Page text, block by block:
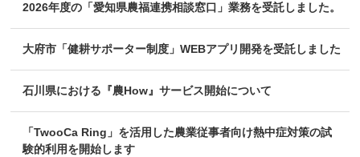
2026年度の「愛知県農福連携相談窓口」業務を受託しました。
大府市「健耕サポーター制度」WEBアプリ開発を受託しました
石川県における『農How』サービス開始について
「TwooCa Ring」を活用した農業従事者向け熱中症対策の試
験的利用を開始します